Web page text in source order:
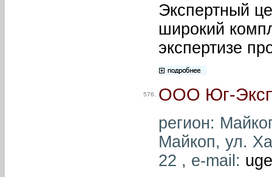
Экспертный
широкий
экспертизе
576. ООО Юг-
регион:
Майкоп, ул.
22 , e-mail: